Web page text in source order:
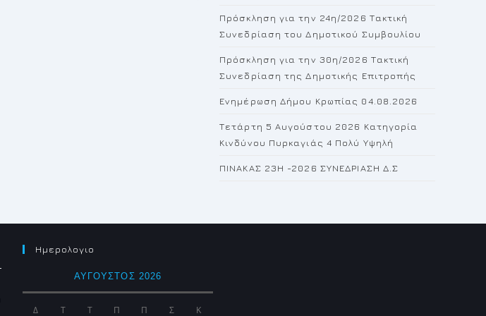
Πρόσκληση για την 24η/2026 Τακτική
Συνεδρίαση του Δημοτικού Συμβουλίου
Πρόσκληση για την 30η/2026 Τακτική
Συνεδρίαση της Δημοτικής Επιτροπής
Ενημέρωση Δήμου Κρωπίας 04.08.2026
Τετάρτη 5 Αυγούστου 2026 Κατηγορία
Κινδύνου Πυρκαγιάς 4 Πολύ Υψηλή
ΠΙΝΑΚΑΣ 23H -2026 ΣΥΝΕΔΡΙΑΣΗ Δ.Σ
Ημερολογιο
ΑΎΓΟΥΣΤΟΣ 2026
Δ Τ Τ Π Π Σ Κ